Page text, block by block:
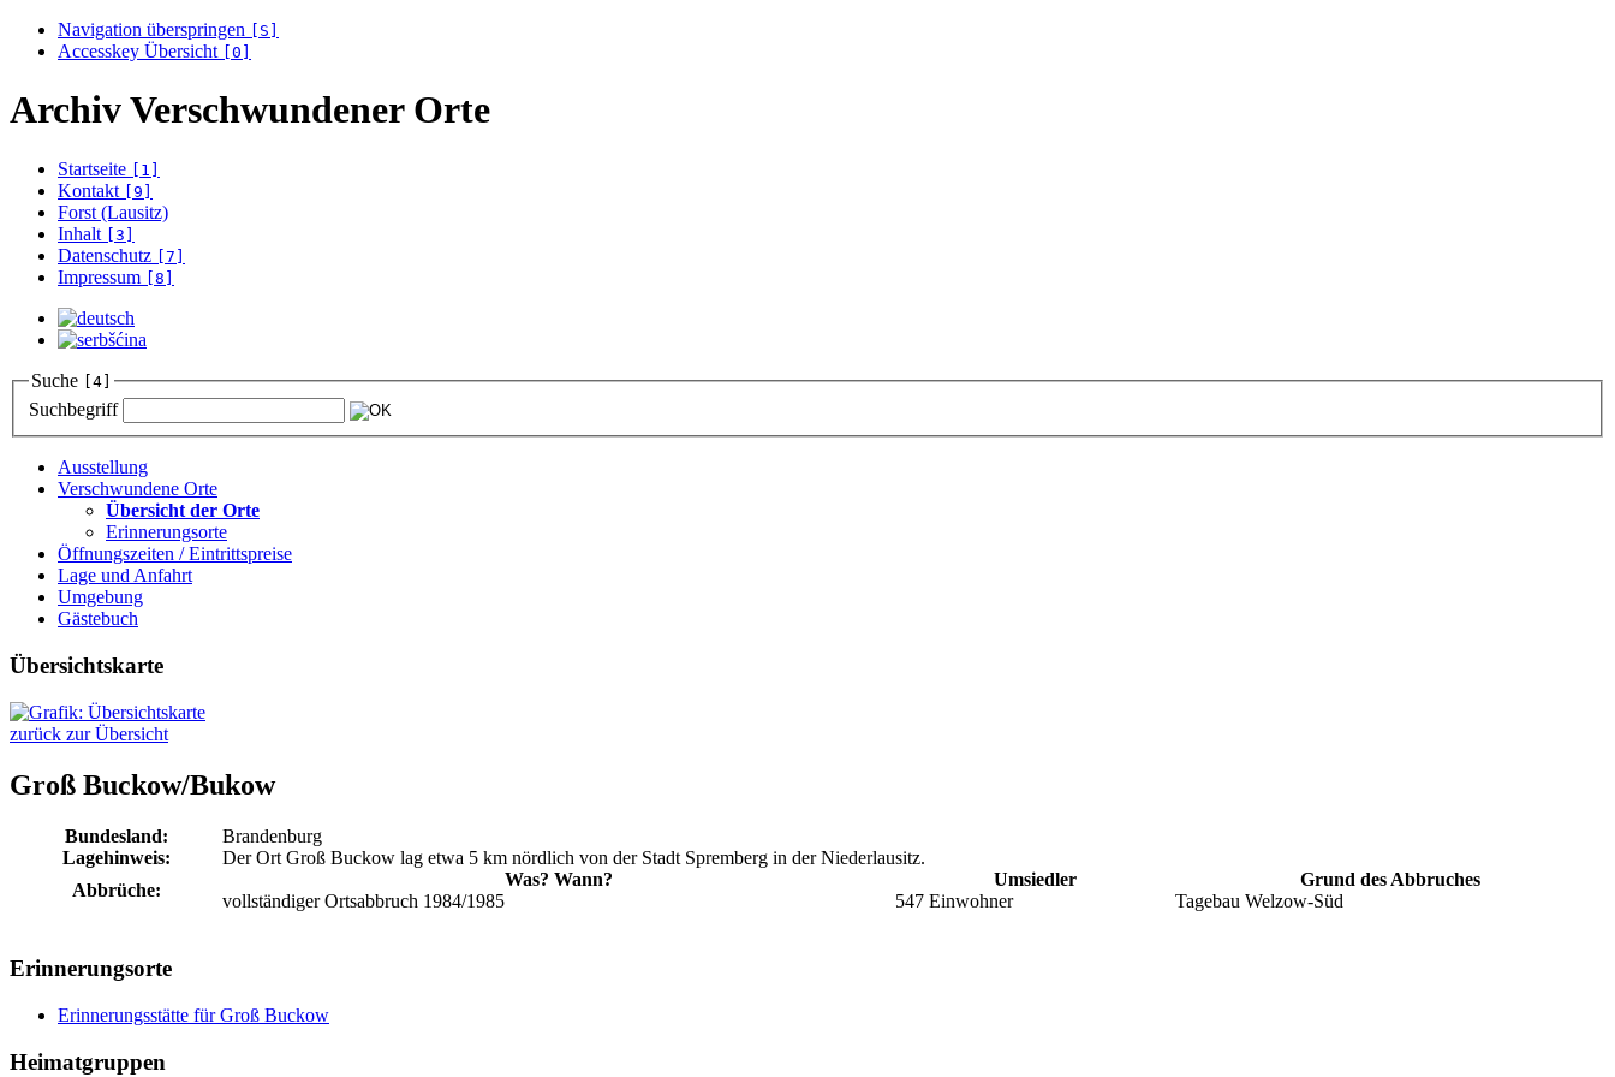
Navigation überspringen [S]
Accesskey Übersicht [0]
Archiv Verschwundener Orte
Startseite [1]
Kontakt [9]
Forst (Lausitz)
Inhalt
[3]
Datenschutz [7]
Impressum [8]
Suche [4]
Suchbegriff
Ausstellung
Verschwundene Orte
Übersicht der Orte
Erinnerungsorte
Öffnungszeiten / Eintrittspreise
Lage und Anfahrt
Umgebung
Gästebuch
Übersichtskarte
zurück zur Übersicht
Groß Buckow/Bukow
Bundesland:
Brandenburg
Lagehinweis:
Der Ort Groß Buckow lag etwa 5 km nördlich von der Stadt Spremberg in der Niederlausitz.
Abbrüche:
Was? Wann? Umsiedler
Grund des Abbruches
vollständiger Ortsabbruch 1984/1985
547 Einwohner Tagebau Welzow-Süd
Erinnerungsorte
Erinnerungsstätte für Groß Buckow
Heimatgruppen